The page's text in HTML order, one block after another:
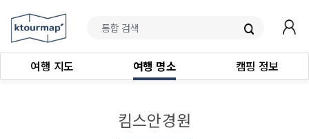
여행 지도 여행 명소 캠핑 정보
킴스안경원